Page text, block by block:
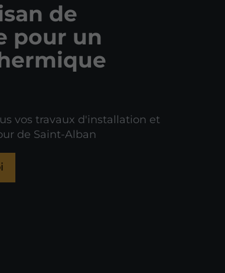
de
pour un
vos travaux d'installation et
de Saint-Alban